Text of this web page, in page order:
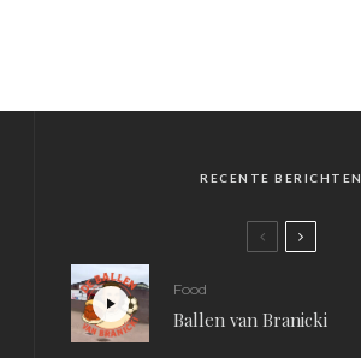
RECENTE BERICHTEN
Food
Ballen van Branicki